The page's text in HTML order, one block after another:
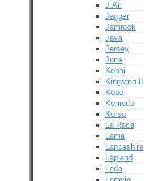
J.Air
Jagger
Jamrock
Java
Jersey
June
Kenai
Kingston II
Kobe
Komodo
Korso
La Roca
Lama
Lancashire
Lapland
Leda